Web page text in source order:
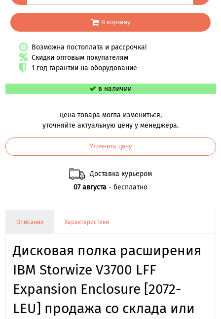
В корзину
Возможна постоплата и рассрочка!
Скидки оптовым покупателям
1 год гарантии на оборудование
в наличии
цена товара могла измениться,
уточняйте актуальную цену у менеджера.
Уточнить цену
Доставка курьером
07 августа - бесплатно
Описание Характеристики
Дисковая полка расширения
IBM Storwize V3700 LFF
Expansion Enclosure [2072-
LEU] продажа со склада или